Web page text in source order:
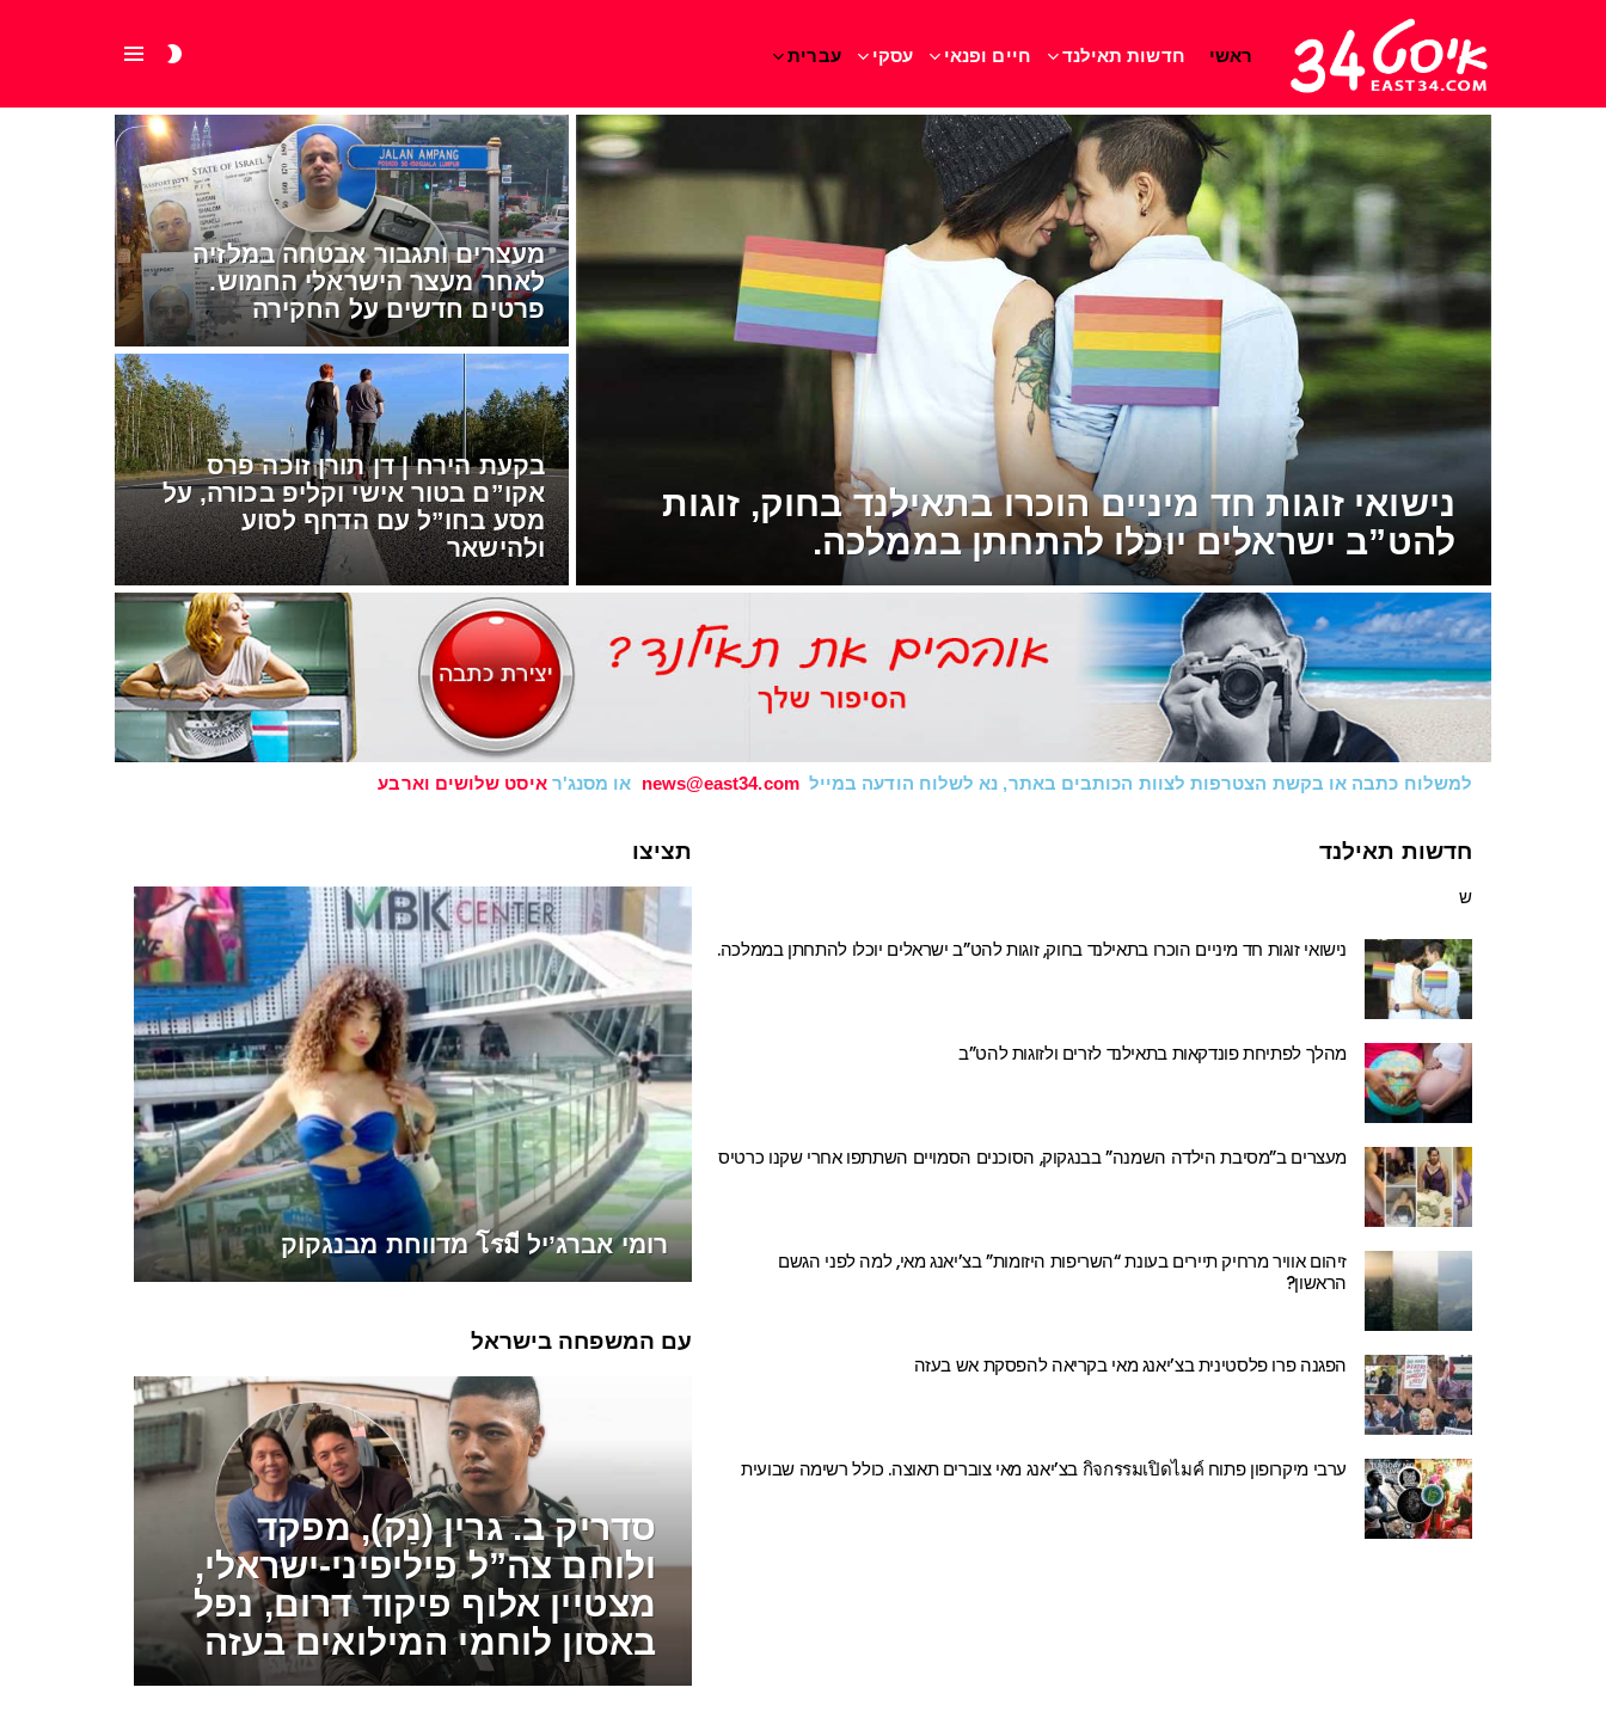
ראשי חדשות תאילנד חיים ופנאי עסקי עברית
SWITCH
נישואי זוגות חד מיניים הוכרו בתאילנד בחוק, זוגות
להט”ב ישראלים יוכלו להתחתן בממלכה.
מעצרים ותגבור אבטחה במלזיה
לאחר מעצר הישראלי החמוש.
פרטים חדשים על החקירה
בקעת הירח | דן תורן זוכה פרס
אקו”ם בטור אישי וקליפ בכורה, על
מסע בחו”ל עם הדחף לסוע
ולהישאר
למשלוח כתבה או בקשת הצטרפות לצוות הכותבים באתר, נא לשלוח הודעה במייל news@east34.com או מסנג'ראיסט שלושים וארבע
חדשות תאילנד
ש
נישואי זוגות חד מיניים הוכרו בתאילנד בחוק, זוגות להט”ב ישראלים יוכלו להתחתן בממלכה.
מהלך לפתיחת פונדקאות בתאילנד לזרים ולזוגות להט”ב
מעצרים ב”מסיבת הילדה השמנה” בבנגקוק, הסוכנים הסמויים השתתפו אחרי שקנו כרטיס
זיהום אוויר מרחיק תיירים בעונת “השריפות היזומות” בצ’יאנג מאי, למה לפני הגשם
הראשון?
הפגנה פרו פלסטינית בצ’יאנג מאי בקריאה להפסקת אש בעזה
ערבי מיקרופון פתוח กิจกรรมเปิดไมค์ בצ’יאנג מאי צוברים תאוצה. כולל רשימה שבועית
תציצו
רומי אברג’יל โรมี מדווחת מבנגקוק
עם המשפחה בישראל
סדריק ב. גרין (נַק), מפקד
ולוחם צה”ל פיליפיני-ישראלי,
מצטיין אלוף פיקוד דרום, נפל
באסון לוחמי המילואים בעזה